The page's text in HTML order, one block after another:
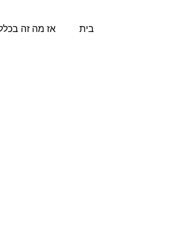
בית אז מה זה בכלל